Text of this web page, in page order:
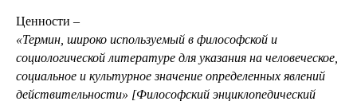
Ценности –
«Термин, широко используемый в философской и
социологической литературе для указания на человеческое,
социальное и культурное значение определенных явлений
действительности» [Философский энциклопедический